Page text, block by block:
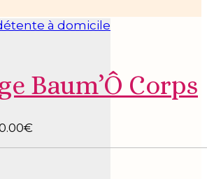
Baum’Ô Corps
€Plage
de